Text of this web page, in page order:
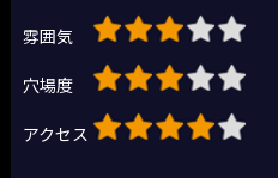
雰囲気
穴場度
アクセス